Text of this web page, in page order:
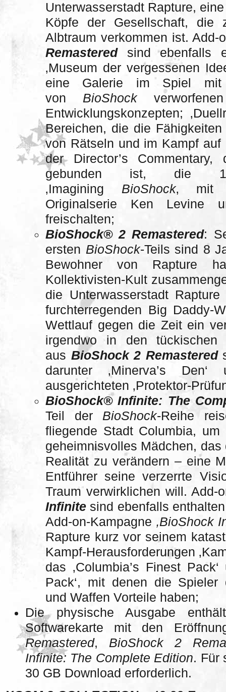
Unterwasserstadt Rapture,
Köpfe der Gesellschaft, die
Albtraum verkommen ist.
Remasteredsind ebenfalls
‚Museum der vergessenen
eine Galerie im Spiel mit
von BioShock
Entwicklungskonzepten;
Bereichen, die die
von Rätseln und im Kampf
der Director’s Commentary,
gebunden ist, die
‚Imagining BioShock‚ mit
Originalserie Ken Levine
freischalten;
BioShock® 2 Remastered:
ersten BioShock-Teils sind 8
Bewohner von Rapture
Kollektivisten-Kult
die Unterwasserstadt
furchterregenden Big Daddy-
Wettlauf gegen die Zeit ein
irgendwo in den tückischen
aus BioShock 2 Remastered
darunter ‚Minerva’s
ausgerichteten ‚Protektor-
BioShock® Infinite: The
Teil der BioShock-Reihe
fliegende Stadt Columbia,
geheimnisvolles Mädchen,
Realität zu verändern – eine
Entführer seine verzerrte
Traum verwirklichen will. Add-
Infinite sind ebenfalls
Add-on-Kampagne ‚BioShock
Rapture kurz vor seinem
Kampf-Herausforderungen
das ‚Columbia’s Finest
Pack‘, mit denen die Spieler
und Waffen Vorteile haben;
Die physische Ausgabe
Softwarekarte mit den
Remastered, BioShock 2
Infinite: The Complete Edition. Für
30 GB Download erforderlich.